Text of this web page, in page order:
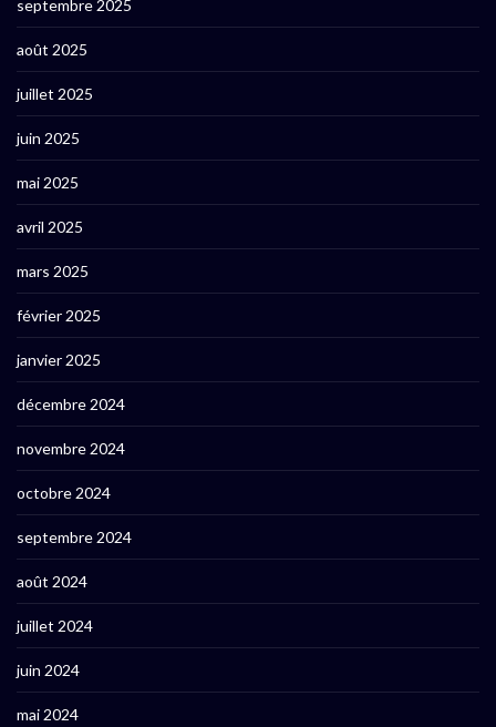
septembre 2025
août 2025
juillet 2025
juin 2025
mai 2025
avril 2025
mars 2025
février 2025
janvier 2025
décembre 2024
novembre 2024
octobre 2024
septembre 2024
août 2024
juillet 2024
juin 2024
mai 2024